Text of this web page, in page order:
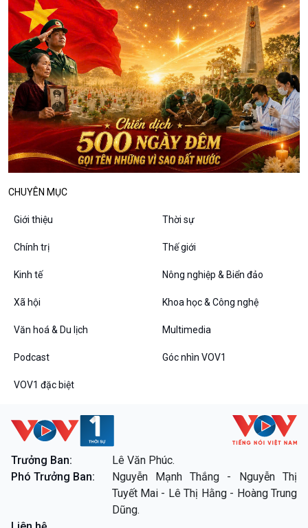
Đối thoại
Diễn đàn chủ nhật
Chuyện đêm
Chân dung cuộc sống
CHUYÊN MỤC
Giới thiệu Thời sự
Chính trị Thế giới
Kinh tế Nông nghiệp & Biển đảo
Xã hội Khoa học & Công nghệ
Văn hoá & Du lịch Multimedia
Podcast Góc nhìn VOV1
VOV1 đặc biệt
Trưởng Ban:
Lê Văn Phúc.
Phó Trưởng Ban:
Nguyễn Mạnh Thắng - Nguyễn Thị
Tuyết Mai - Lê Thị Hằng - Hoàng Trung
Dũng.